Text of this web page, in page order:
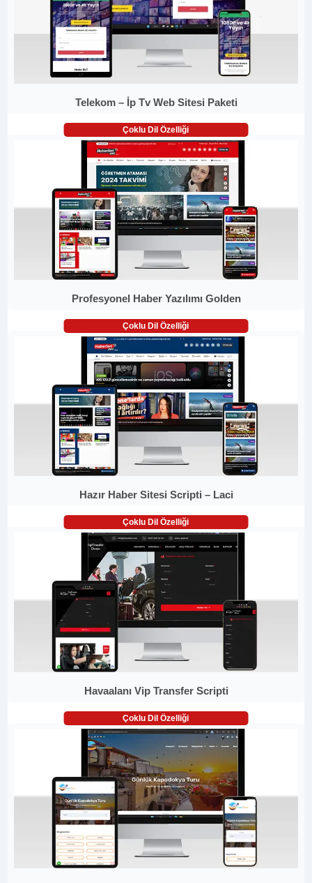
Telekom – İp Tv Web Sitesi Paketi
Çoklu Dil Özelliği
Profesyonel Haber Yazılımı Golden
Çoklu Dil Özelliği
Hazır Haber Sitesi Scripti – Laci
Çoklu Dil Özelliği
Havaalanı Vip Transfer Scripti
Çoklu Dil Özelliği